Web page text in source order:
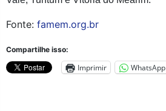
Fonte: famem.org.br
Compartilhe isso:
Imprimir WhatsApp